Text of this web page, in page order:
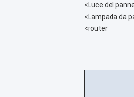
<Luce del
<Lampada da
<router